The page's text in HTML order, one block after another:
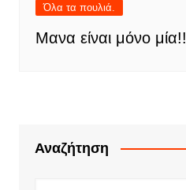
Όλα τα πουλιά.
Μανα είναι μόνο μία!!
Αναζήτηση